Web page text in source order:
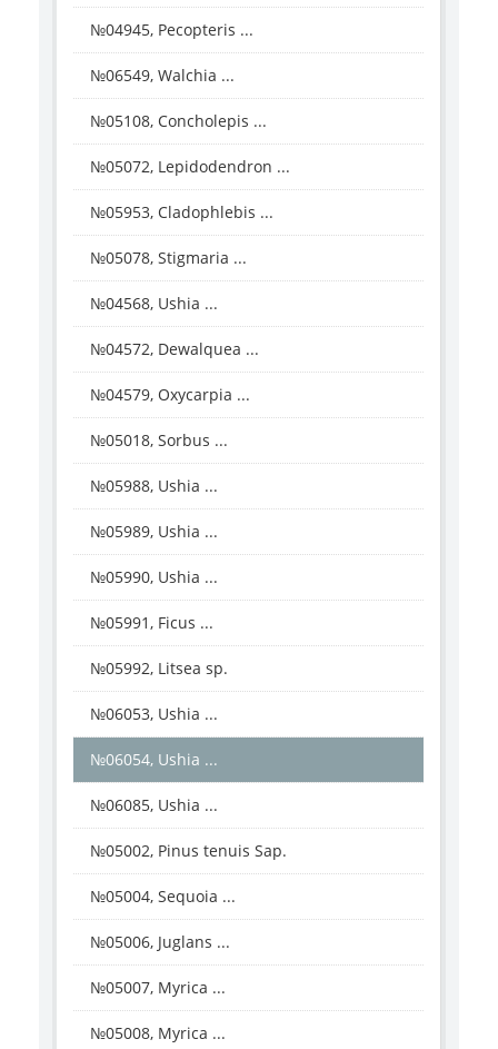
№04945, Pecopteris ...
№06549, Walchia ...
№05108, Concholepis ...
№05072, Lepidodendron ...
№05953, Cladophlebis ...
№05078, Stigmaria ...
№04568, Ushia ...
№04572, Dewalquea ...
№04579, Oxycarpia ...
№05018, Sorbus ...
№05988, Ushia ...
№05989, Ushia ...
№05990, Ushia ...
№05991, Ficus ...
№05992, Litsea sp.
№06053, Ushia ...
№06054, Ushia ...
№06085, Ushia ...
№05002, Pinus tenuis Sap.
№05004, Sequoia ...
№05006, Juglans ...
№05007, Myrica ...
№05008, Myrica ...